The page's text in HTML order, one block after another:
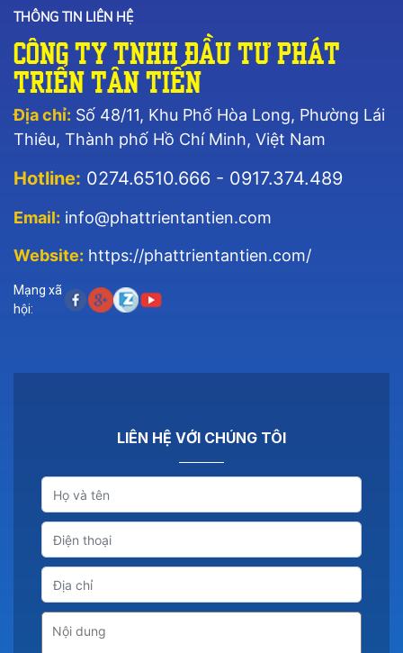
THÔNG TIN LIÊN HỆ
Công Ty TNHH Đầu Tư Phát
Triển Tân Tiến
Địa chỉ: Số 48/11, Khu Phố Hòa Long, Phường Lái
Thiêu, Thành phố Hồ Chí Minh, Việt Nam
Hotline: 0274.6510.666 - 0917.374.489
Email: info@phattrientantien.com
Website: https://phattrientantien.com/
Mạng xã
hội:
LIÊN HỆ VỚI CHÚNG TÔI